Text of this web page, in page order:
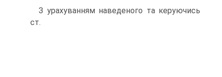
З урахуванням наведеного та керуючись
ст.